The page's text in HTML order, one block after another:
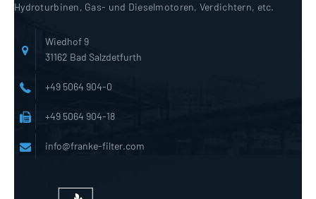
Hydroturbinen, Gas- und Dieselmotoren, Verdichtern, etc.
Wiedhof 9
31162 Bad Salzdetfurth
+49 5064 904-0
+49 5064 904-18
info@franke-filter.com